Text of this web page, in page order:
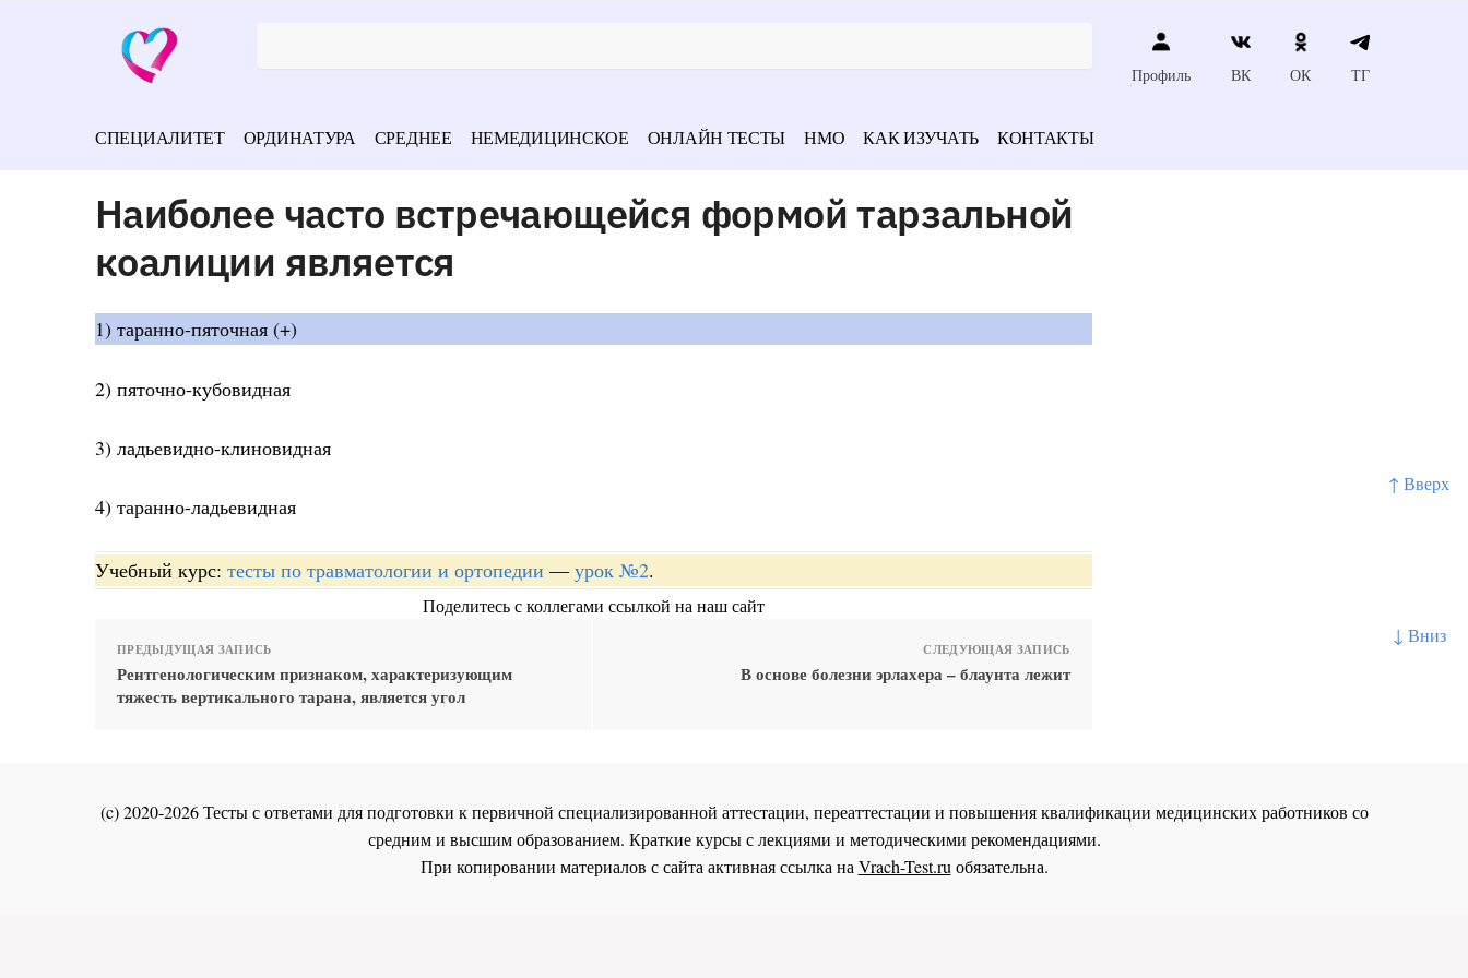
↑ Вверх
↓ Вниз
Профиль ВК ОК ТГ
СПЕЦИАЛИТЕТ ОРДИНАТУРА СРЕДНЕЕ НЕМЕДИЦИНСКОЕ ОНЛАЙН ТЕСТЫ НМО КАК ИЗУЧАТЬ КОНТАКТЫ
Наиболее часто встречающейся формой тарзальной
коалиции является
1) таранно-пяточная (+)
2) пяточно-кубовидная
3) ладьевидно-клиновидная
4) таранно-ладьевидная
Учебный курс: тесты по травматологии и ортопедии — урок №2.
Поделитесь с коллегами ссылкой на наш сайт
ПРЕДЫДУЩАЯ ЗАПИСЬ
Рентгенологическим признаком, характеризующим
тяжесть вертикального тарана, является угол
СЛЕДУЮЩАЯ ЗАПИСЬ
В основе болезни эрлахера – блаунта лежит
(c) 2020-2026 Тесты с ответами для подготовки к первичной специализированной аттестации, переаттестации и повышения квалификации медицинских работников со
средним и высшим образованием. Краткие курсы с лекциями и методическими рекомендациями.
При копировании материалов с сайта активная ссылка на Vrach-Test.ru обязательна.